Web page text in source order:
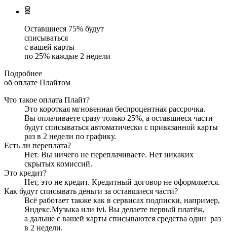
Оставшиеся 75% будут
списываться
с вашей карты
по 25% каждые 2 недели
Подробнее
об оплате Плайтом
Что такое оплата Плайт?
Это короткая мгновенная беспроцентная рассрочка.
Вы оплачиваете сразу только 25%, а оставшиеся части
будут списываться автоматически с привязанной карты
раз в 2 недели по графику.
Есть ли переплата?
Нет. Вы ничего не переплачиваете. Нет никаких
скрытых комиссий.
Это кредит?
Нет, это не кредит. Кредитный договор не оформляется.
Как будут списывать деньги за оставшиеся части?
Всё работает также как в сервисах подписки, например,
Яндекс.Музыка или ivi. Вы делаете первый платёж,
а дальше с вашей карты списываются средства один раз
в 2 недели.